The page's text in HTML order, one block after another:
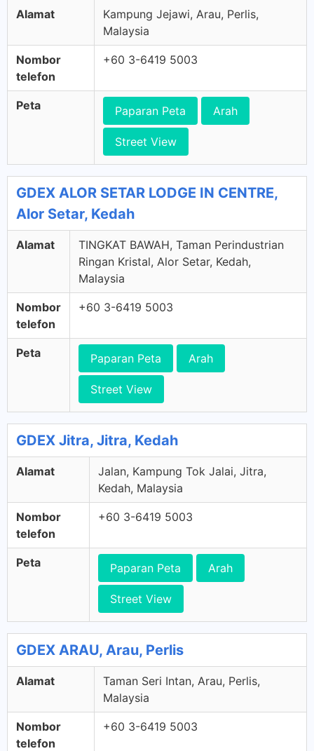
Alamat
Kampung Jejawi, Arau, Perlis,
Malaysia
Nombor
telefon
+60 3-6419 5003
Peta Paparan Peta Arah
Street View
GDEX ALOR SETAR LODGE IN CENTRE,
Alor Setar, Kedah
Alamat
TINGKAT BAWAH, Taman Perindustrian
Ringan Kristal, Alor Setar, Kedah,
Malaysia
Nombor
telefon
+60 3-6419 5003
Peta Paparan Peta Arah
Street View
GDEX Jitra, Jitra, Kedah
Alamat
Jalan, Kampung Tok Jalai, Jitra,
Kedah, Malaysia
Nombor
telefon
+60 3-6419 5003
Peta Paparan Peta Arah
Street View
GDEX ARAU, Arau, Perlis
Alamat
Taman Seri Intan, Arau, Perlis,
Malaysia
Nombor
telefon
+60 3-6419 5003